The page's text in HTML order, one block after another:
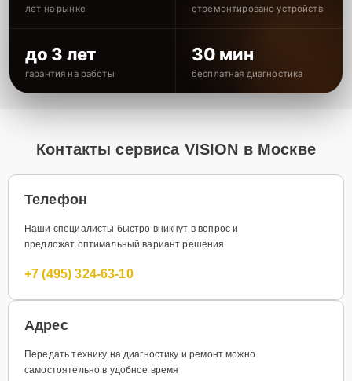
лет на рынке отремонтировано устройств
до 3 лет
гарантия на работы
30 мин
бесплатная диагностика
Контакты сервиса VISION в Москве
Телефон
Наши специалисты быстро вникнут в вопрос и
предложат оптимальный вариант решения
+7 (495) 324-63-10
Адрес
Передать технику на диагностику и ремонт можно
самостоятельно в удобное время